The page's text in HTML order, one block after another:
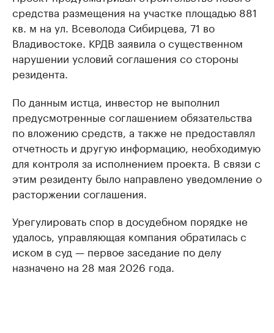
средства размещения на участке площадью 881
кв. м на ул. Всеволода Сибирцева, 71 во
Владивостоке. КРДВ заявила о существенном
нарушении условий соглашения со стороны
резидента.
По данным истца, инвестор не выполнил
предусмотренные соглашением обязательства
по вложению средств, а также не предоставлял
отчетность и другую информацию, необходимую
для контроля за исполнением проекта. В связи с
этим резиденту было направлено уведомление о
расторжении соглашения.
Урегулировать спор в досудебном порядке не
удалось, управляющая компания обратилась с
иском в суд — первое заседание по делу
назначено на 28 мая 2026 года.